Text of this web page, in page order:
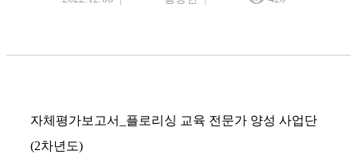
자체평가보고서_플로리싱 교육 전문가 양성 사업단
(2차년도)